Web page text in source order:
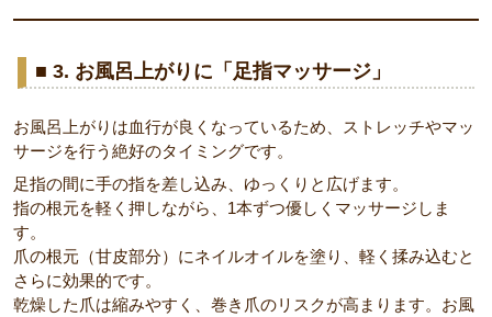
■ 3. お風呂上がりに「足指マッサージ」
お風呂上がりは血行が良くなっているため、ストレッチやマッ
サージを行う絶好のタイミングです。
足指の間に手の指を差し込み、ゆっくりと広げます。
指の根元を軽く押しながら、1本ずつ優しくマッサージしま
す。
爪の根元（甘皮部分）にネイルオイルを塗り、軽く揉み込むと
さらに効果的です。
乾燥した爪は縮みやすく、巻き爪のリスクが高まります。お風